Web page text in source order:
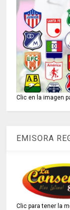
Clic en la imagen
EMISORA
Clic para tener la